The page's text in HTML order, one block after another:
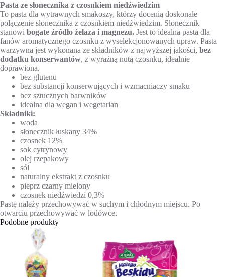
Pasta ze słonecznika z czosnkiem niedźwiedzim
To pasta dla wytrawnych smakoszy, którzy docenią doskonałe
połączenie słonecznika z czosnkiem niedźwiedzim. Słonecznik
stanowi bogate źródło żelaza i magnezu. Jest to idealna pasta dla
fanów aromatycznego czosnku z wyselekcjonowanych upraw. Pasta
warzywna jest wykonana ze składników z najwyższej jakości, bez
dodatku konserwantów, z wyraźną nutą czosnku, idealnie
doprawiona.
bez glutenu
bez substancji konserwujących i wzmacniaczy smaku
bez sztucznych barwników
idealna dla wegan i wegetarian
Składniki:
woda
słonecznik łuskany 34%
czosnek 12%
sok cytrynowy
olej rzepakowy
sól
naturalny ekstrakt z czosnku
pieprz czarny mielony
czosnek niedźwiedzi 0,3%
Pastę należy przechowywać w suchym i chłodnym miejscu. Po
otwarciu przechowywać w lodówce.
Podobne produkty